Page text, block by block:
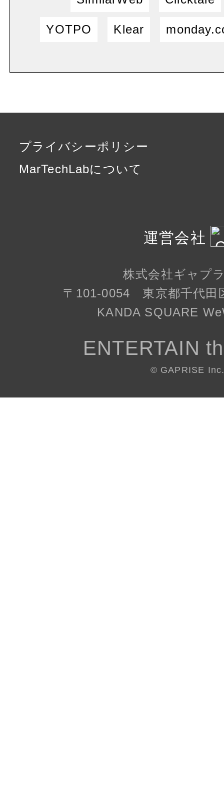
YOTPO Klear
プライバシーポリシー
MarTechLabについて
運営会社
株式会社ギャプ
〒101-0054 東京都千代田
KANDA SQUARE
ENTERTAIN
© GAPRISE